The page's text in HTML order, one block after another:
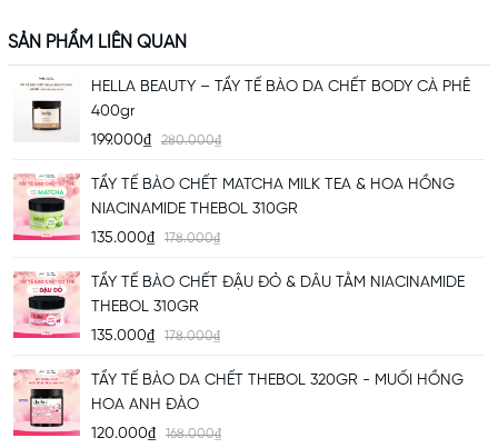
CÔNG DỤNG NỔI BẬT SỮA TẮM THEBOL
ü Làm sạch da hiệu quả, loại bỏ bụi bẩn, tế bào chết và bã nhờn mà không
ü Dưỡng da mềm mại, mịn màng và duy trì độ đàn hồi nhờ chiết xuất từ
hoa hồng và vitamin E.
ü Lưu hương nồng nàn, quyến rũ, giúp bạn luôn tự tin với làn da thơm tho
SẢN PHẨM LIÊN QUAN
HELLA BEAUTY – TẨY TẾ BÀO DA CHẾT BODY CÀ PHÊ
400gr
199.000₫
280.000₫
TẨY TẾ BÀO CHẾT MATCHA MILK TEA & HOA HỒNG
NIACINAMIDE THEBOL 310GR
135.000₫
178.000₫
TẨY TẾ BÀO CHẾT ĐẬU ĐỎ & DÂU TẰM NIACINAMIDE
THEBOL 310GR
135.000₫
178.000₫
TẨY TẾ BÀO DA CHẾT THEBOL 320GR - MUỐI HỒNG
HOA ANH ĐÀO
120.000₫
168.000₫